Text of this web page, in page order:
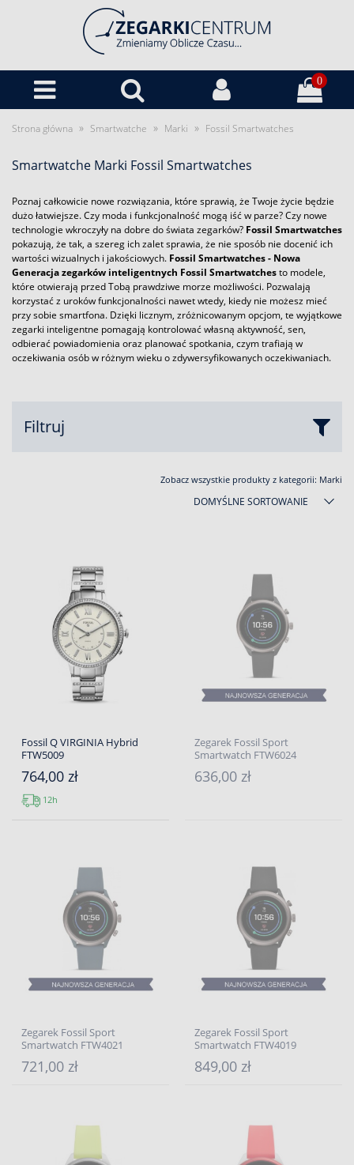
0
Strona główna » Smartwatche » Marki » Fossil Smartwatches
Smartwatche Marki Fossil Smartwatches
Poznaj całkowicie nowe rozwiązania, które sprawią, że Twoje życie będzie
dużo łatwiejsze. Czy moda i funkcjonalność mogą iść w parze? Czy nowe
technologie wkroczyły na dobre do świata zegarków? Fossil Smartwatches
pokazują, że tak, a szereg ich zalet sprawia, że nie sposób nie docenić ich
wartości wizualnych i jakościowych. Fossil Smartwatches - Nowa
Generacja zegarków inteligentnych Fossil Smartwatchesto modele,
które otwierają przed Tobą prawdziwe morze możliwości. Pozwalają
korzystać z uroków funkcjonalności nawet wtedy, kiedy nie możesz mieć
przy sobie smartfona. Dzięki licznym, zróżnicowanym opcjom, te wyjątkowe
zegarki inteligentne pomagają kontrolować własną aktywność, sen,
odbierać powiadomienia oraz planować spotkania, czym trafiają w
oczekiwania osób w różnym wieku o zdywersyfikowanych oczekiwaniach.
Filtruj
Zobacz wszystkie produkty z kategorii: Marki
DOMYŚLNE SORTOWANIE
Fossil Q VIRGINIA Hybrid
FTW5009
764,00 zł
12h
Zegarek Fossil Sport
Smartwatch FTW6024
636,00 zł
Zegarek Fossil Sport
Smartwatch FTW4021
721,00 zł
Zegarek Fossil Sport
Smartwatch FTW4019
849,00 zł